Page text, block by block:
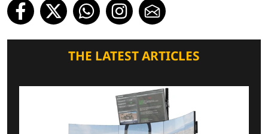
THE LATEST ARTICLES